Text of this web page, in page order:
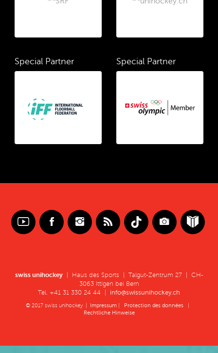
Special Partner Special Partner
swiss unihockey| Haus des Sports | Talgut-Zentrum 27 | CH-
3063 Ittigen bei Bern
Tel. +41 31 330 24 44 | info@swissunihockey.ch
© 2017 swiss unihockey | Impressum Protection des données
Rechtliche Hinweise